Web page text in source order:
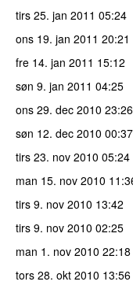
tirs 25. jan 2011 05:24
ons 19. jan 2011 20:21
fre 14. jan 2011 15:12
søn 9. jan 2011 04:25
ons 29. dec 2010 23:26
søn 12. dec 2010 00:37
tirs 23. nov 2010 05:24
man 15. nov 2010
tirs 9. nov 2010 13:42
tirs 9. nov 2010 02:25
man 1. nov 2010 22:18
tors 28. okt 2010 13:56